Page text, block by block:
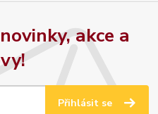
akce a
Přihlásit se